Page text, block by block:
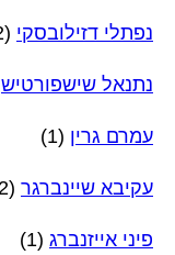
נפתלי דזילובסקי (2)
נתנאל שישפורטיש
עמרם גרין (1)
עקיבא שיינברגר (2)
פיני אייזנברג (1)